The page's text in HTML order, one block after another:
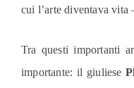
cui l’arte diventava vita
Tra questi importanti
importante: il giuliese